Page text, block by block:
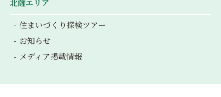
北薩エリア
住まいづくり探検ツアー
お知らせ
メディア掲載情報